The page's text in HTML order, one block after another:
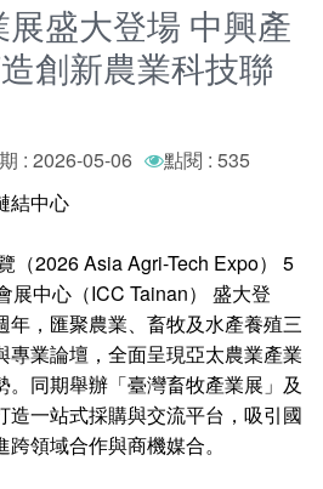
盛大登場 中興產
創新農業科技聯
: 2026-05-06
點閱 : 535
結中心
（2026 Asia Agri-Tech Expo） 5
展中心（ICC Tainan） 盛大登
年，匯聚農業、畜牧及水產養殖三
專業論壇，全面呈現亞太農業產業
同期舉辦「臺灣畜牧產業展」及
造一站式採購與交流平台，吸引國
領域合作與商機媒合。